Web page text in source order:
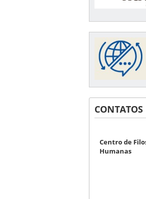
CONTATOS
Centro de
Humanas